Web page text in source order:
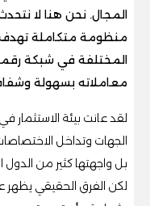
المجال. نحن هنا لا
منظومة متكاملة تهدف
المختلفة في شبكة
معاملاته بسهولة
لقد عانت بيئة
الجهات وتداخل
بل واجهتها كثير من
لكن الفرق الحقيقي يظهر